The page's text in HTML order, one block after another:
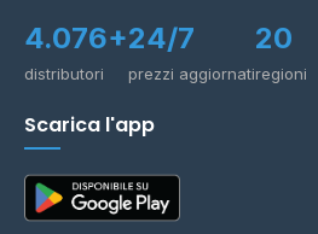
4.076+
distributori
24/7
prezzi aggiornati
20
regioni
Scarica l'app